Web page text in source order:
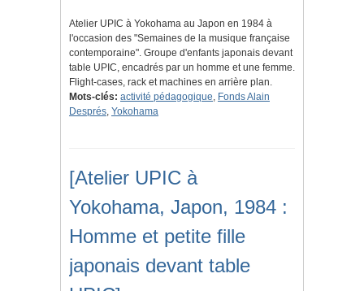
Atelier UPIC à Yokohama au Japon en 1984 à
l'occasion des "Semaines de la musique française
contemporaine". Groupe d'enfants japonais devant
table UPIC, encadrés par un homme et une femme.
Flight-cases, rack et machines en arrière plan.
Mots-clés: activité pédagogique, Fonds Alain
Després, Yokohama
[Atelier UPIC à
Yokohama, Japon, 1984 :
Homme et petite fille
japonais devant table